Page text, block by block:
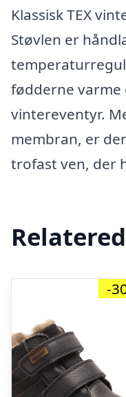
Klassisk TEX
Støvlen er
fødderne varme
vintereventyr.
membran, er
trofast ven, der
-